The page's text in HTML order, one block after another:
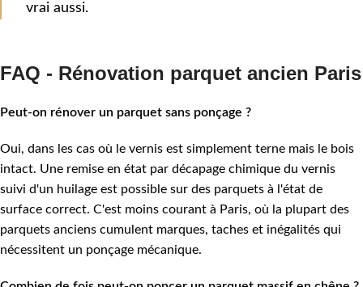
vrai aussi.
FAQ - Rénovation parquet ancien Paris
Peut-on rénover un parquet sans ponçage ?
Oui, dans les cas où le vernis est simplement terne mais le bois
intact. Une remise en état par décapage chimique du vernis
suivi d'un huilage est possible sur des parquets à l'état de
surface correct. C'est moins courant à Paris, où la plupart des
parquets anciens cumulent marques, taches et inégalités qui
nécessitent un ponçage mécanique.